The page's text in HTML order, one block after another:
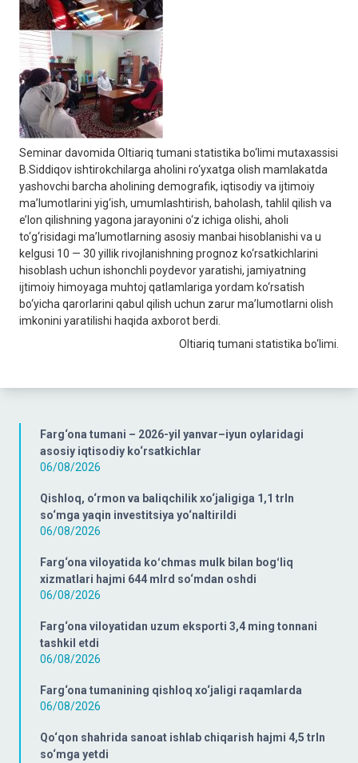
Farg‘ona tumani – 2026-yil yanvar–iyun oylaridagi
asosiy iqtisodiy ko‘rsatkichlar
06/08/2026
Qishloq, o‘rmon va baliqchilik xo‘jaligiga 1,1 trln
so‘mga yaqin investitsiya yo‘naltirildi
06/08/2026
Farg‘ona viloyatida koʻchmas mulk bilan bogʻliq
xizmatlari hajmi 644 mlrd so‘mdan oshdi
06/08/2026
Farg‘ona viloyatidan uzum eksporti 3,4 ming tonnani
tashkil etdi
06/08/2026
Farg‘ona tumanining qishloq xo‘jaligi raqamlarda
06/08/2026
Qo‘qon shahrida sanoat ishlab chiqarish hajmi 4,5 trln
so‘mga yetdi
Seminar davomida Oltiariq tumani statistika bo‘limi mutaxassisi
B.Siddiqov ishtirokchilarga aholini ro‘yxatga olish mamlakatda
yashovchi barcha aholining demografik, iqtisodiy va ijtimoiy
ma’lumotlarini yig‘ish, umumlashtirish, baholash, tahlil qilish va
e’lon qilishning yagona jarayonini o‘z ichiga olishi, aholi
to‘g‘risidagi ma’lumotlarning asosiy manbai hisoblanishi va u
kelgusi 10 — 30 yillik rivojlanishning prognoz ko‘rsatkichlarini
hisoblash uchun ishonchli poydevor yaratishi, jamiyatning
ijtimoiy himoyaga muhtoj qatlamlariga yordam ko‘rsatish
bo‘yicha qarorlarini qabul qilish uchun zarur ma’lumotlarni olish
imkonini yaratilishi haqida axborot berdi.
Oltiariq tumani statistika bo‘limi.